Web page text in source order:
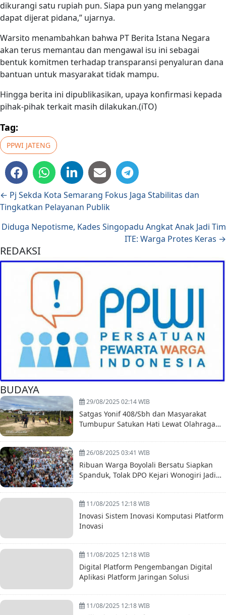
dikurangi satu rupiah pun. Siapa pun yang melanggar
dapat dijerat pidana,” ujarnya.
Warsito menambahkan bahwa PT Berita Istana Negara
akan terus memantau dan mengawal isu ini sebagai
bentuk komitmen terhadap transparansi penyaluran dana
bantuan untuk masyarakat tidak mampu.
Hingga berita ini dipublikasikan, upaya konfirmasi kepada
pihak-pihak terkait masih dilakukan.(iTO)
Tag:
PPWI JATENG
Posts navigation
← Pj Sekda Kota Semarang Fokus Jaga Stabilitas dan
Tingkatkan Pelayanan Publik
Diduga Nepotisme, Kades Singopadu Angkat Anak Jadi Tim
ITE: Warga Protes Keras →
REDAKSI
BUDAYA
29/08/2025 02:14 WIB
Satgas Yonif 408/Sbh dan Masyarakat
Tumbupur Satukan Hati Lewat Olahraga
26/08/2025 03:41 WIB
Ribuan Warga Boyolali Bersatu Siapkan
Spanduk, Tolak DPO Kejari Wonogiri Jadi
11/08/2025 12:18 WIB
Inovasi Sistem Inovasi Komputasi Platform
Inovasi
11/08/2025 12:18 WIB
Digital Platform Pengembangan Digital
Aplikasi Platform Jaringan Solusi
11/08/2025 12:18 WIB